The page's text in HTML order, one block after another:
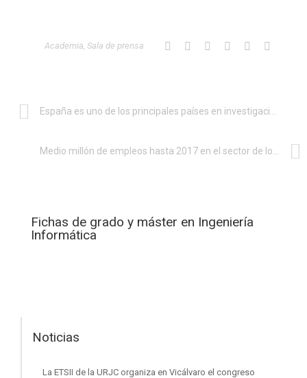
Academia, Sala de prensa
Fichas de grado y máster en Ingeniería
Informática
Noticias
La ETSII de la URJC organiza en Vicálvaro el congreso